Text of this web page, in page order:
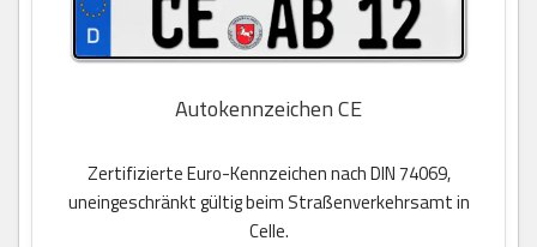
Autokennzeichen CE
Zertifizierte Euro-Kennzeichen nach DIN 74069,
uneingeschränkt gültig beim Straßenverkehrsamt in
Celle.